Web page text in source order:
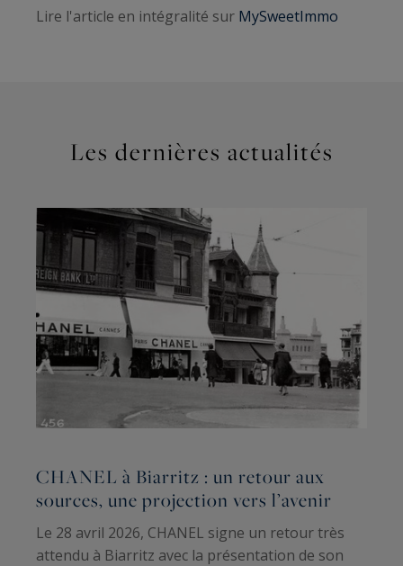
Lire l'article en intégralité sur MySweetImmo
Les dernières actualités
CHANEL à Biarritz : un retour aux
sources, une projection vers l’avenir
Le 28 avril 2026, CHANEL signe un retour très
attendu à Biarritz avec la présentation de son